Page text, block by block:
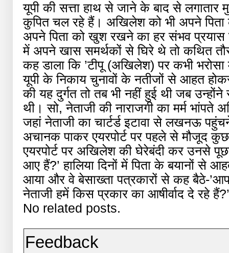
यूपी की सत्ता हाथ से जाने के बाद से
कुपित चल रहे हैं। अखिलेश को भी अपने पिता
अपने पिता को खुश रखने का हर संभव प्रयास
में अपने खास समर्थकों से घिरे थे तो कथित
कह डाला कि ’टीपू (अखिलेश) पर कभी
यूपी के निकाय चुनावों के नतीजों से आहत
की यह दुर्गत तो तब भी नहीं हुई थी जब
थी। सो, नेताजी की नाराजगी का मर्म
जहां नेताजी का चार्टर्ड इटावा से लखनऊ
अचानक पाकर एयरपोर्ट पर पहले से मौजूद
एयरपोर्ट पर अखिलेश की घेरेबंदी कर उनसे
आए हैं?’ हालिया दिनों में पिता के बयानों
आया और वे बेसाख्ता पत्रकारों से कह बैठे-
नेताजी हमें किस प्रकार का आषीर्वाद दे रहे
No related posts.
Feedback